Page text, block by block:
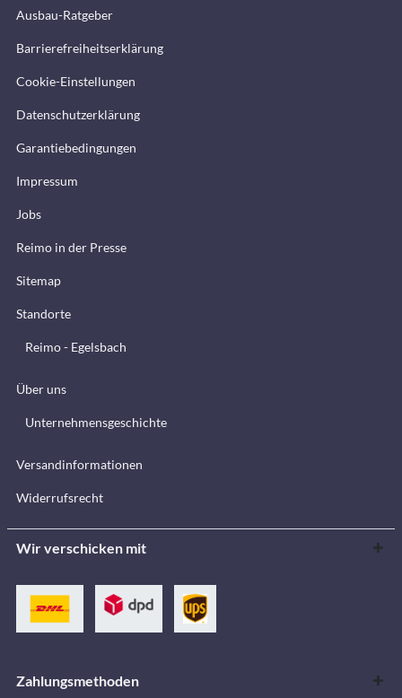
Ausbau-Ratgeber
Barrierefreiheitserklärung
Cookie-Einstellungen
Datenschutzerklärung
Garantiebedingungen
Impressum
Jobs
Reimo in der Presse
Sitemap
Standorte
Reimo - Egelsbach
Über uns
Unternehmensgeschichte
Versandinformationen
Widerrufsrecht
Wir verschicken mit
Zahlungsmethoden